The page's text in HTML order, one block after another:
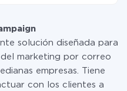
gratuita o cambiar a
detalles sobre
solución diseñada para
marketing por correo
empresas. Tiene
con los clientes a